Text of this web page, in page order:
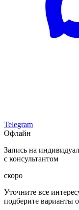
Telegram
Офлайн
Запись на
с консультантом
скоро
Уточните все
подберите варианты